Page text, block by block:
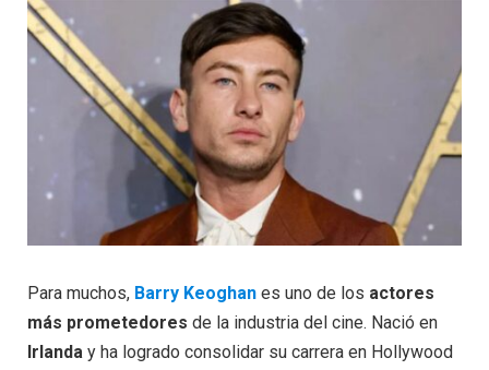
Para muchos, Barry Keoghan es uno de los actores
más prometedores de la industria del cine. Nació en
Irlanda y ha logrado consolidar su carrera en Hollywood